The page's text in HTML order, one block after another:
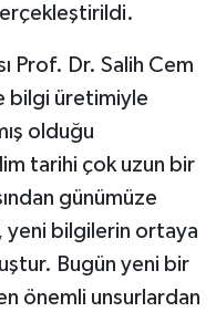
Prof. Dr. Salih Cem
bilgi üretimiyle
olduğu
tarihi çok uzun bir
günümüze
yeni bilgilerin ortaya
Bugün yeni bir
önemli unsurlardan